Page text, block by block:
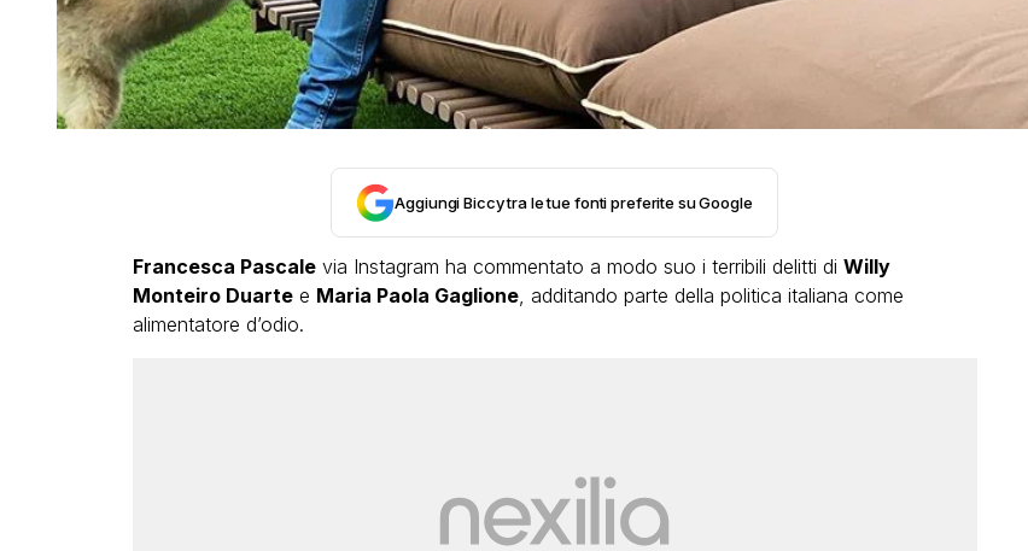
Aggiungi Biccy tra le tue fonti preferite su Google
Francesca Pascalevia Instagram ha commentato a modo suo i terribili delitti di Willy
Monteiro Duartee Maria Paola Gaglione, additando parte della politica italiana come
alimentatore d’odio.
Camilla Milanesi lascia tutto:
“Addio cike mie, siete state una